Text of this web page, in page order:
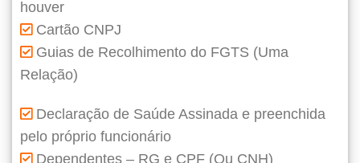
houver
Cartão CNPJ
Guias de Recolhimento do FGTS (Uma
Relação)
Declaração de Saúde Assinada e preenchida
pelo próprio funcionário
Dependentes – RG e CPF (Ou CNH)